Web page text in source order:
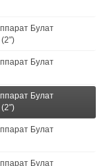
Булат
Булат
Булат
Булат
Булат